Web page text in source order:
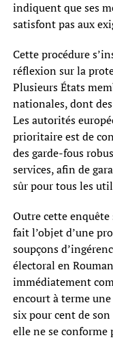
indiquent que ses
satisfont pas aux
Cette procédure
réflexion sur la
Plusieurs États
nationales, dont des
Les autorités
prioritaire est de
des garde-fous
services, afin de
sûr pour tous les
Outre cette
fait l’objet d’une
soupçons
électoral en
immédiatement
encourt à terme
six pour cent de
elle ne se